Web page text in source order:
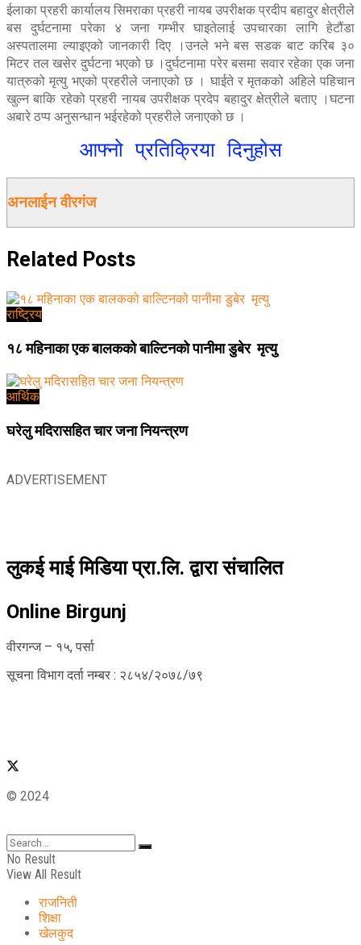
ईलाका प्रहरी कार्यालय सिमराका प्रहरी नायब उपरीक्षक प्रदीप बहादुर क्षेत्रीले
बस दुर्घटनामा परेका ४ जना गम्भीर घाइतेलाई उपचारका लागि हेटौंडा
अस्पतालमा ल्याइएको जानकारी दिए ।उनले भने बस सडक बाट करिब ३०
मिटर तल खसेर दुर्घटना भएको छ ।दुर्घटनामा परेर बसमा सवार रहेका एक जना
यात्रुको मृत्यु भएको प्रहरीले जनाएको छ । घाईते र मृतकको अहिले पहिचान
खुल्न बाकि रहेको प्रहरी नायब उपरीक्षक प्रदेप बहादुर क्षेत्रीले बताए ।घटना
अबारे ठप्प अनुसन्धान भईरहेको प्रहरीले जनाएको छ ।
आफ्नो प्रतिक्रिया दिनुहोस
अनलाईन वीरगंज
Related Posts
राष्ट्रिय
१८ महिनाका एक बालकको बाल्टिनको पानीमा डुबेर मृत्यु
आर्थिक
घरेलु मदिरासहित चार जना नियन्त्रण
ADVERTISEMENT
लुकई माई मिडिया प्रा.लि. द्वारा संचालित
Online Birgunj
वीरगन्ज – १५, पर्सा
सूचना विभाग दर्ता नम्बर : २८५४/२०७८/७९
© 2024
No Result
View All Result
राजनिती
शिक्षा
खेलकुद